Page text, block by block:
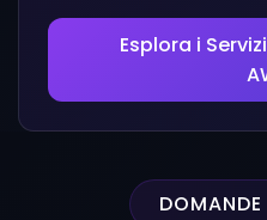
Esplora i
DOMANDE